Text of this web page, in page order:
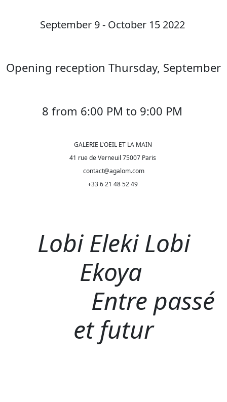
September 9 - October 15 2022
Opening reception Thursday, September
8 from 6:00 PM to 9:00 PM
GALERIE L'OEIL ET LA MAIN
41 rue de Verneuil 75007 Paris
contact@agalom.com
+33 6 21 48 52 49
Lobi Eleki Lobi
Ekoya
Entre passé
et futur